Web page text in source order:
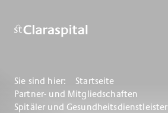
Sie sind hier:
Startseite
Partner- und Mitgliedschaften
Spitäler und Gesundheitsdienstleister